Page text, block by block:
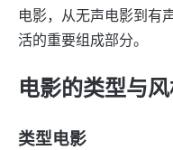
电影，从无声电影到有
活的重要组成部分。
电影的类型与
类型电影